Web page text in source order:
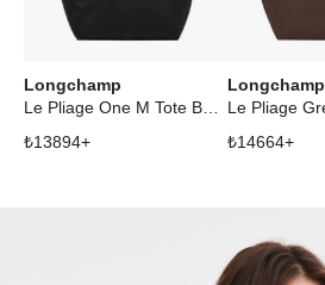
Longchamp
₺13894+
Longchamp
₺14664+